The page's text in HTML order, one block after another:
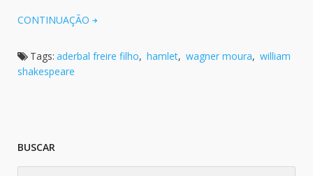
CONTINUAÇÃO
Tags: aderbal freire filho, hamlet, wagner moura, william
shakespeare
BUSCAR